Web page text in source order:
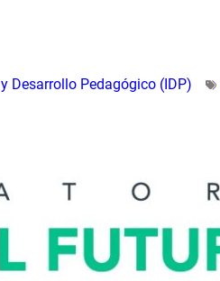
Desarrollo Pedagógico (IDP)